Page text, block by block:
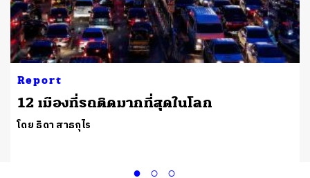
Report
12 เมืองที่รถติดมากที่สุดในโลก
โดย ธิดา สาธกุไร